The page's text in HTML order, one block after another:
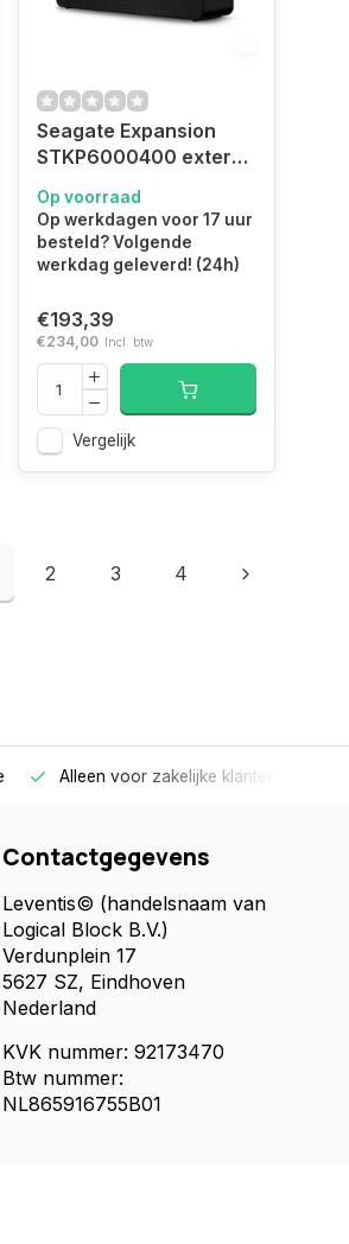
Seagate Expansion
STKP6000400 externe
3.2 Gen 1 (3.1 Gen 1)
Zwart (STKP6000400)
Op voorraad
Op werkdagen voor 17 uur
besteld? Volgende
werkdag geleverd! (24h)
€193,39
€234,00 Incl. btw
Vergelijk
2 3 4
Alleen voor zakelijke klanten
Contactgegevens
Leventis© (handelsnaam van
Logical Block B.V.)
Verdunplein 17
5627 SZ, Eindhoven
Nederland
KVK nummer: 92173470
Btw nummer:
NL865916755B01